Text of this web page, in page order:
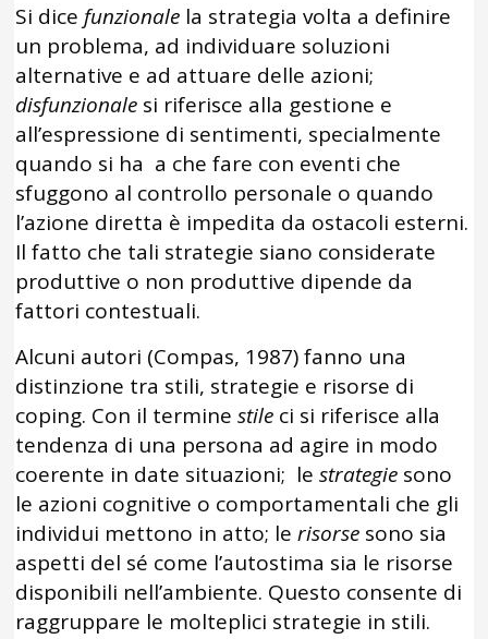
Si dicefunzionale la strategia volta a definire
un problema, ad individuare soluzioni
alternative e ad attuare delle azioni;
disfunzionale si riferisce alla gestione e
all’espressione di sentimenti, specialmente
quando si ha a che fare con eventi che
sfuggono al controllo personale o quando
l’azione diretta è impedita da ostacoli esterni.
Il fatto che tali strategie siano considerate
produttive o non produttive dipende da
fattori contestuali.
Alcuni autori (Compas, 1987) fanno una
distinzione tra stili, strategie e risorse di
coping. Con il terminestile ci si riferisce alla
tendenza di una persona ad agire in modo
coerente in date situazioni; lestrategie sono
le azioni cognitive o comportamentali che gli
individui mettono in atto; lerisorse sono sia
aspetti del sé come l’autostima sia le risorse
disponibili nell’ambiente. Questo consente di
raggruppare le molteplici strategie in stili.